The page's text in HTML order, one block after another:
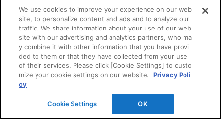
お問い合わせ
ログイン
建築・設計関係者様向けサイト
We use cookies to improve your experience on our web
site, to personalize content and ads and to analyze our
traffic. We share information about your use of our web
site with our advertising and analytics partners, who ma
y combine it with other information that you have provi
ded to them or that they have collected from your use
of their services. Please click [Cookie Settings] to custo
mize your cookie settings on our website.
Privacy Poli
cy
Cookie Settings OK